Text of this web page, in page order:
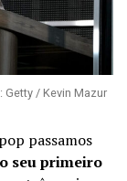
Getty / Kevin Mazur
passamos
seu primeiro